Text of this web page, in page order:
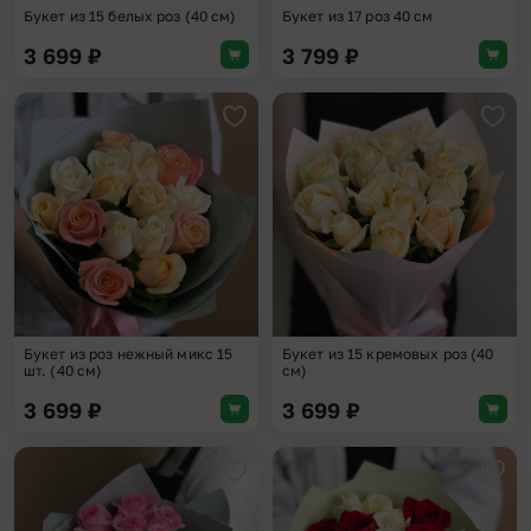
Букет из 15 белых роз (40 см)
3 699 ₽
Букет из 17 роз 40 см
3 799 ₽
Добавить в избранное
Букет из роз нежный микс 15
шт. (40 см)
3 699 ₽
Букет из 15 кремовых роз (40
см)
3 699 ₽
Добавить в избранное